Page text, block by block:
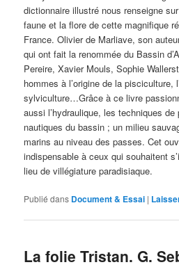
dictionnaire illustré nous renseigne
faune et la flore de cette magnifique
France. Olivier de Marliave, son
qui ont fait la renommée du Bassin
Pereire, Xavier Mouls, Sophie
hommes à l’origine de la pisciculture,
sylviculture…Grâce à ce livre
aussi l’hydraulique, les techniques
nautiques du bassin ; un milieu
marins au niveau des passes. Cet
indispensable à ceux qui souhaitent
lieu de villégiature paradisiaque.
Publié dans Document & Essai |
La folie Tristan. G.